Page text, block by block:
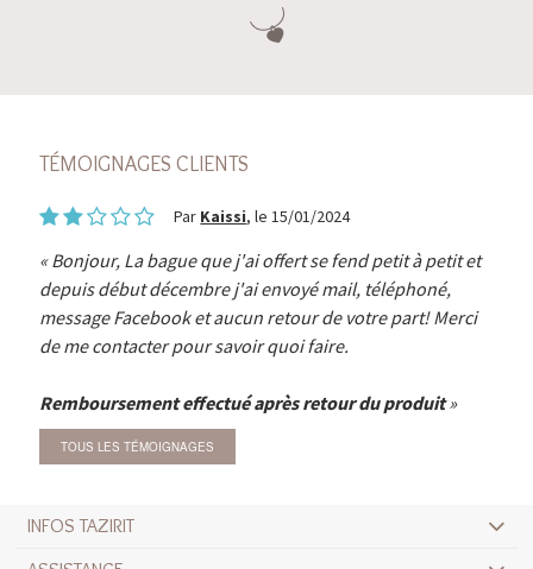
TÉMOIGNAGES CLIENTS
Par Kaissi, le 15/01/2024
Bonjour, La bague que j'ai offert se fend petit à petit et
depuis début décembre j'ai envoyé mail, téléphoné,
message Facebook et aucun retour de votre part! Merci
de me contacter pour savoir quoi faire.
Remboursement effectué après retour du produit
TOUS LES TÉMOIGNAGES
INFOS TAZIRIT